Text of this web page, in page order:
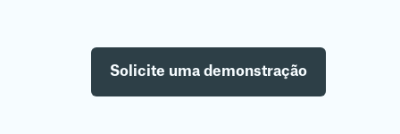
Solicite uma demonstração